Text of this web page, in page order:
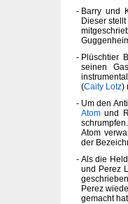
Barry und
Dieser
Plüschtier
seinen
(Caity Lotz)
Um den
Atomund
Atom
der
Als die
und Perez
Perez
gemacht